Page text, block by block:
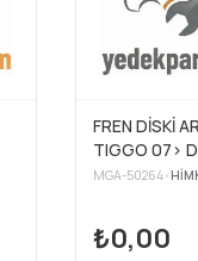
FREN DİSKİ
TIGGO 07>
MGA-50264•
₺0,00